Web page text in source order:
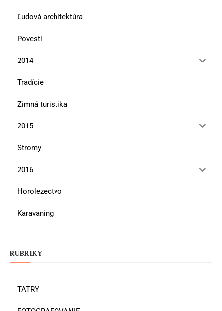
Ľudová architektúra
Povesti
2014
Tradície
Zimná turistika
2015
Stromy
2016
Horolezectvo
Karavaning
RUBRIKY
TATRY